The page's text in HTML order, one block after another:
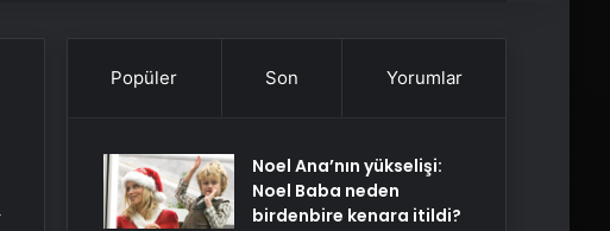
Popüler Son Yorumlar
Noel Ana’nın yükselişi:
Noel Baba neden
birdenbire kenara itildi?